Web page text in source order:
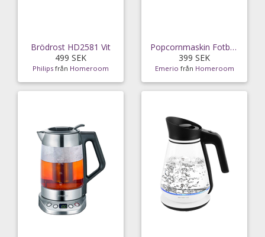
Brödrost HD2581 Vit
499 SEK
Philips från Homeroom
Popcornmaskin Fotbolls popcorn
399 SEK
Emerio från Homeroom